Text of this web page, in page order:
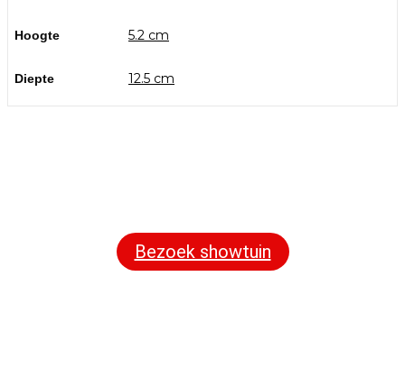
Hoogte 5.2 cm
Diepte 12.5 cm
Bezoek showtuin